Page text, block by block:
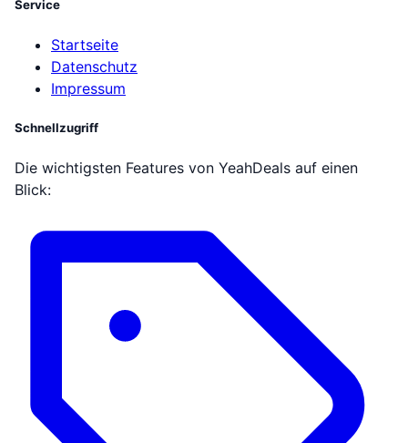
Service
Startseite
Datenschutz
Impressum
Schnellzugriff
Die wichtigsten Features von YeahDeals auf einen
Blick: